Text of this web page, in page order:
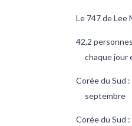
Le 747 de Lee
42,2
chaque jour
Corée du Sud
septembre
Corée du Sud